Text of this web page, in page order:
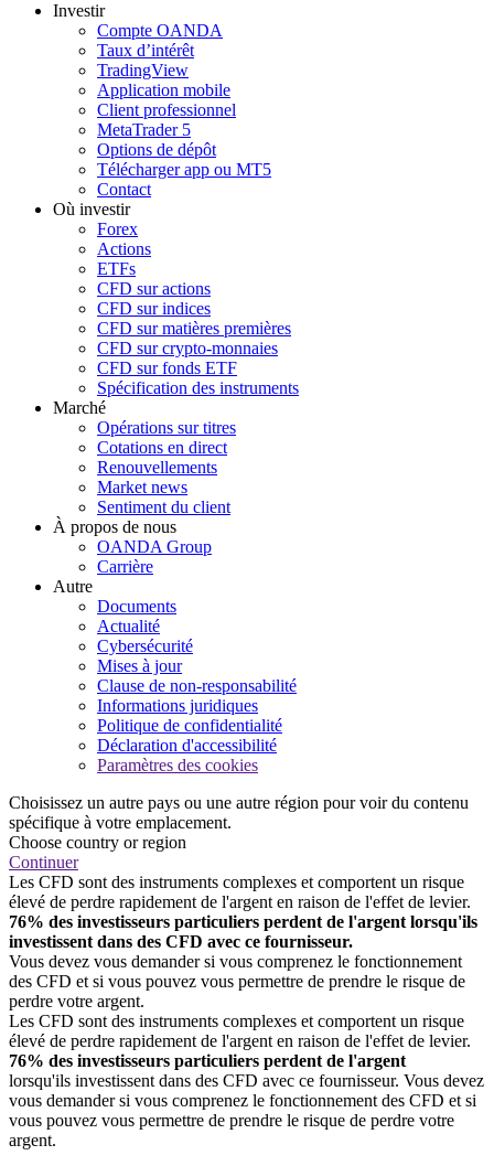
Investir
Compte OANDA
Taux d’intérêt
TradingView
Application mobile
Client professionnel
MetaTrader 5
Options de dépôt
Télécharger app ou MT5
Contact
Où investir
Forex
Actions
ETFs
CFD sur actions
CFD sur indices
CFD sur matières premières
CFD sur crypto-monnaies
CFD sur fonds ETF
Spécification des instruments
Marché
Opérations sur titres
Cotations en direct
Renouvellements
Market news
Sentiment du client
À propos de nous
OANDA Group
Carrière
Autre
Documents
Actualité
Cybersécurité
Mises à jour
Clause de non-responsabilité
Informations juridiques
Politique de confidentialité
Déclaration d'accessibilité
Paramètres des cookies
Choisissez un autre pays ou une autre région pour voir du contenu
spécifique à votre emplacement.
Choose country or region
Continuer
Les CFD sont des instruments complexes et comportent un risque
élevé de perdre rapidement de l'argent en raison de l'effet de levier.
76% des investisseurs particuliers perdent de l'argent lorsqu'ils
investissent dans des CFD avec ce fournisseur.
Vous devez vous demander si vous comprenez le fonctionnement
des CFD et si vous pouvez vous permettre de prendre le risque de
perdre votre argent.
Les CFD sont des instruments complexes et comportent un risque
élevé de perdre rapidement de l'argent en raison de l'effet de levier.
76% des investisseurs particuliers perdent de l'argent
lorsqu'ils investissent dans des CFD avec ce fournisseur. Vous devez
vous demander si vous comprenez le fonctionnement des CFD et si
vous pouvez vous permettre de prendre le risque de perdre votre
argent.